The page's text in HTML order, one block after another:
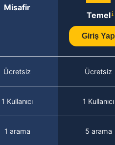
Misafir
Temel
Giriş Yap
Ücretsiz Ücretsiz
1 Kullanıcı 1 Kullanıcı
1 arama 5 arama